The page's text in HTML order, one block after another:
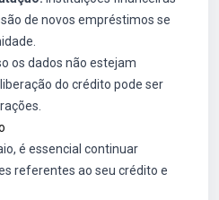
de novos empréstimos se
os dados não estejam
do crédito pode ser
é essencial continuar
referentes ao seu crédito e